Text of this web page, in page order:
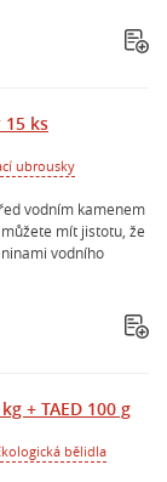
ks
ubrousky
vodním kamenem
mít jistotu, že
vodního
+ TAED 100 g
bělidla